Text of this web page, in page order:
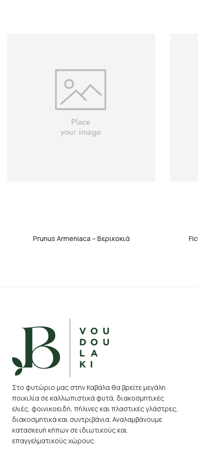
Prunus Armeniaca – Βερικοκιά
Στο φυτώριο μας στην Καβάλα θα βρείτε μεγάλη
ποικιλία σε καλλωπιστικά φυτά, διακοσμητικές
ελιές, φοινικοειδή, πήλινες και πλαστικές γλάστρες,
διακοσμητικά και συντριβάνια. Αναλαμβάνουμε
κατασκευή κήπων σε ιδιωτικούς και
επαγγελματικούς χώρους.